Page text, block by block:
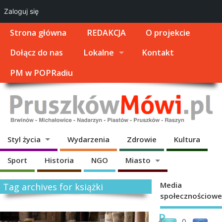
Strona główna REDAKCJA
O projekcie
Dołącz do nas
Lokalne
Kontakt
PM w POPRadiu
Styl życia Wydarzenia Zdrowie Kultura
Sport Historia NGO Miasto
Tag archives for książki
R
Media
społecznościowe
Zaloguj się